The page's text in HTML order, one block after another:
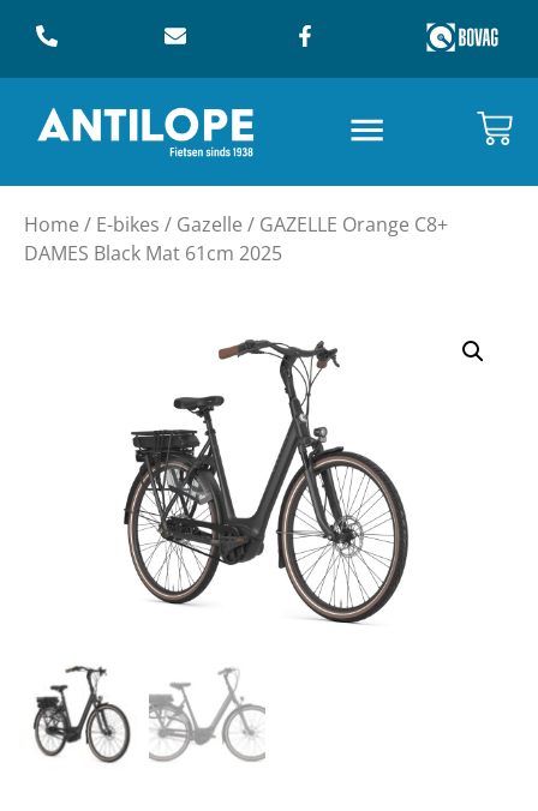
Home / E-bikes / Gazelle / GAZELLE Orange C8+
DAMES Black Mat 61cm 2025